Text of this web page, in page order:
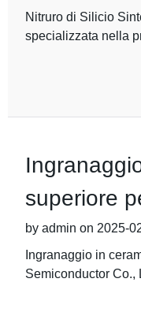
Nitruro di Silicio
specializzata nella
superiore
by admin on 2025-
Ingranaggio in
Semiconductor